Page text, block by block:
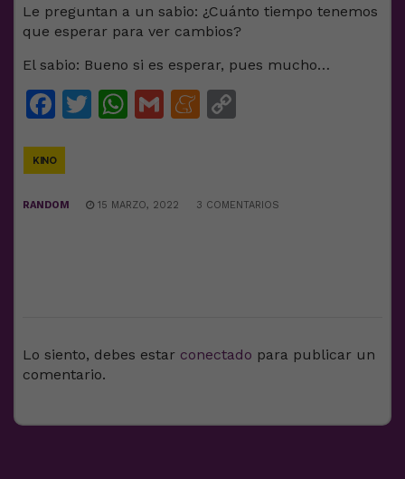
Le preguntan a un sabio: ¿Cuánto tiempo tenemos
que esperar para ver cambios?
El sabio: Bueno si es esperar, pues mucho…
Facebook
Twitter
WhatsApp
GmailMeneame
KINO
RANDOM 15 MARZO, 2022 3 COMENTARIOS
Lo siento, debes estar conectado para publicar un
comentario.